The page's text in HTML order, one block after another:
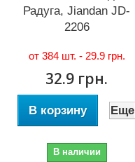
Радуга, Jiandan JD-
2206
от 384 шт. - 29.9 грн.
32.9 грн.
В корзину Еще
В наличии